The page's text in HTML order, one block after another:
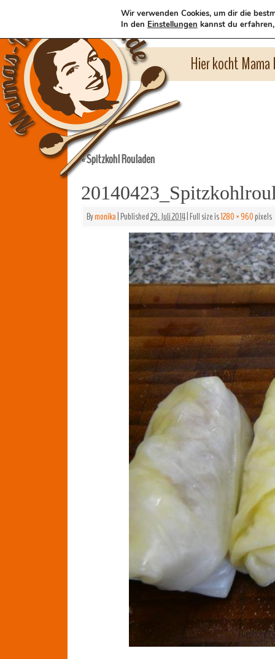
Hier kocht
«Spitzkohl Rouladen
Bymonika|Published29. Juli 2014|Full size is1280 × 960pixels
Wir verwenden Cookies, um dir die
In den Einstellungen kannst du